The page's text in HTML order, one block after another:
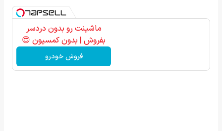
ماشینت رو بدون دردسر
بفروش | بدون کمسیون 😍
فروش خودرو